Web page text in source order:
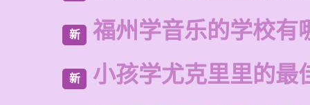
新 福州学音乐的学校有
新 小孩学尤克里里的最